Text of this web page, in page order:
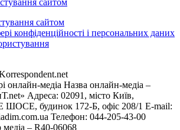
сайтом
конфіденційності і персональних даних
онлайн-медіа Назва онлайн-медіа –
Адреса: 02091, місто Київ,
будинок 172-Б, офіс 208/1 E-mail:
Телефон: 044-205-43-00
медіа – R40-06068